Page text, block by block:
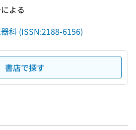
よる
科 (ISSN:2188-6156)
書店で探す